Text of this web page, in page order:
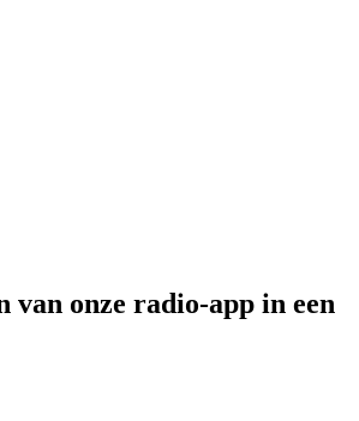
van onze radio-app in een